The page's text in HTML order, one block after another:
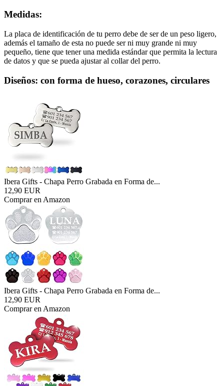
Medidas:
La placa de identificación de tu perro debe de ser de un peso ligero,
además el tamaño de esta no puede ser ni muy grande ni muy
pequeño, tiene que tener una medida estándar que permita la lectura
de datos y que se pueda ajustar al collar del perro.
Diseños: con forma de hueso, corazones, circulares
Ibera Gifts - Chapa Perro Grabada en Forma de...
12,90 EUR
Comprar en Amazon
Ibera Gifts - Chapa Perro Grabada en Forma de...
12,90 EUR
Comprar en Amazon